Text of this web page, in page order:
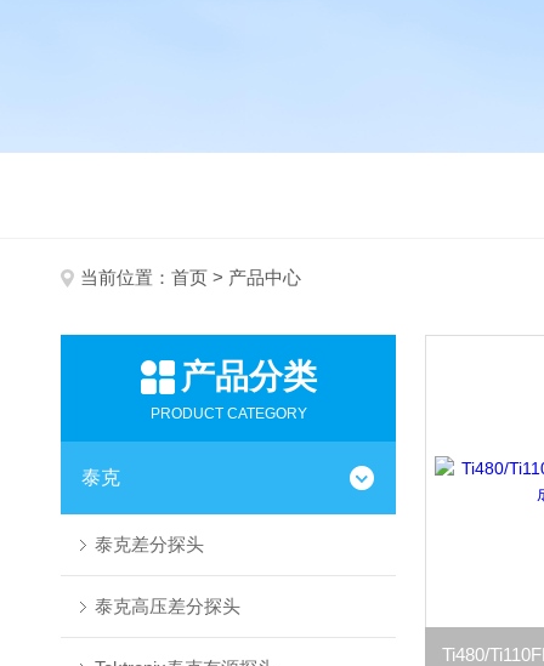
当前位置： 首页 > 产品中心
产品分类
PRODUCT CATEGORY
泰克
泰克差分探头
泰克高压差分探头